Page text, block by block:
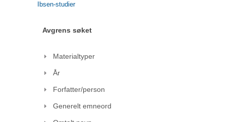
Ibsen-studier
Avgrens søket
Materialtyper
År
Forfatter/person
Generelt emneord